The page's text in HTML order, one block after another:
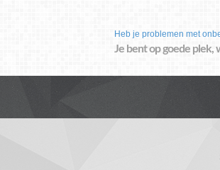
Heb je problemen met
Je bent op goede plek,